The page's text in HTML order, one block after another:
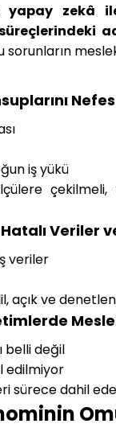
yapay zekâ
iş yükü
Veriler
veriler
açık ve
belli değil
edilmiyor
sürece dahil